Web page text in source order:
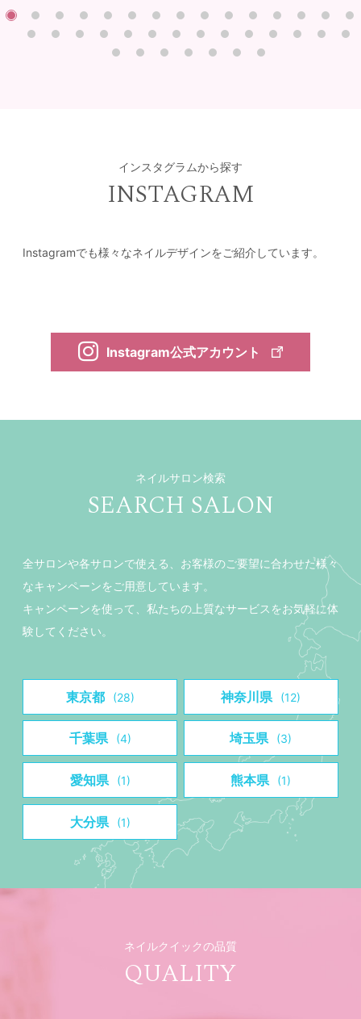
インスタグラムから探す
INSTAGRAM
Instagramでも様々なネイルデザインをご紹介しています。
Instagram公式アカウント
ネイルサロン検索
SEARCH SALON
全サロンや各サロンで使える、お客様のご要望に合わせた様々
なキャンペーンをご用意しています。
キャンペーンを使って、私たちの上質なサービスをお気軽に体
験してください。
東京都 (28) 神奈川県 (12)
千葉県 (4) 埼玉県 (3)
愛知県 (1) 熊本県 (1)
大分県 (1)
ネイルクイックの品質
QUALITY